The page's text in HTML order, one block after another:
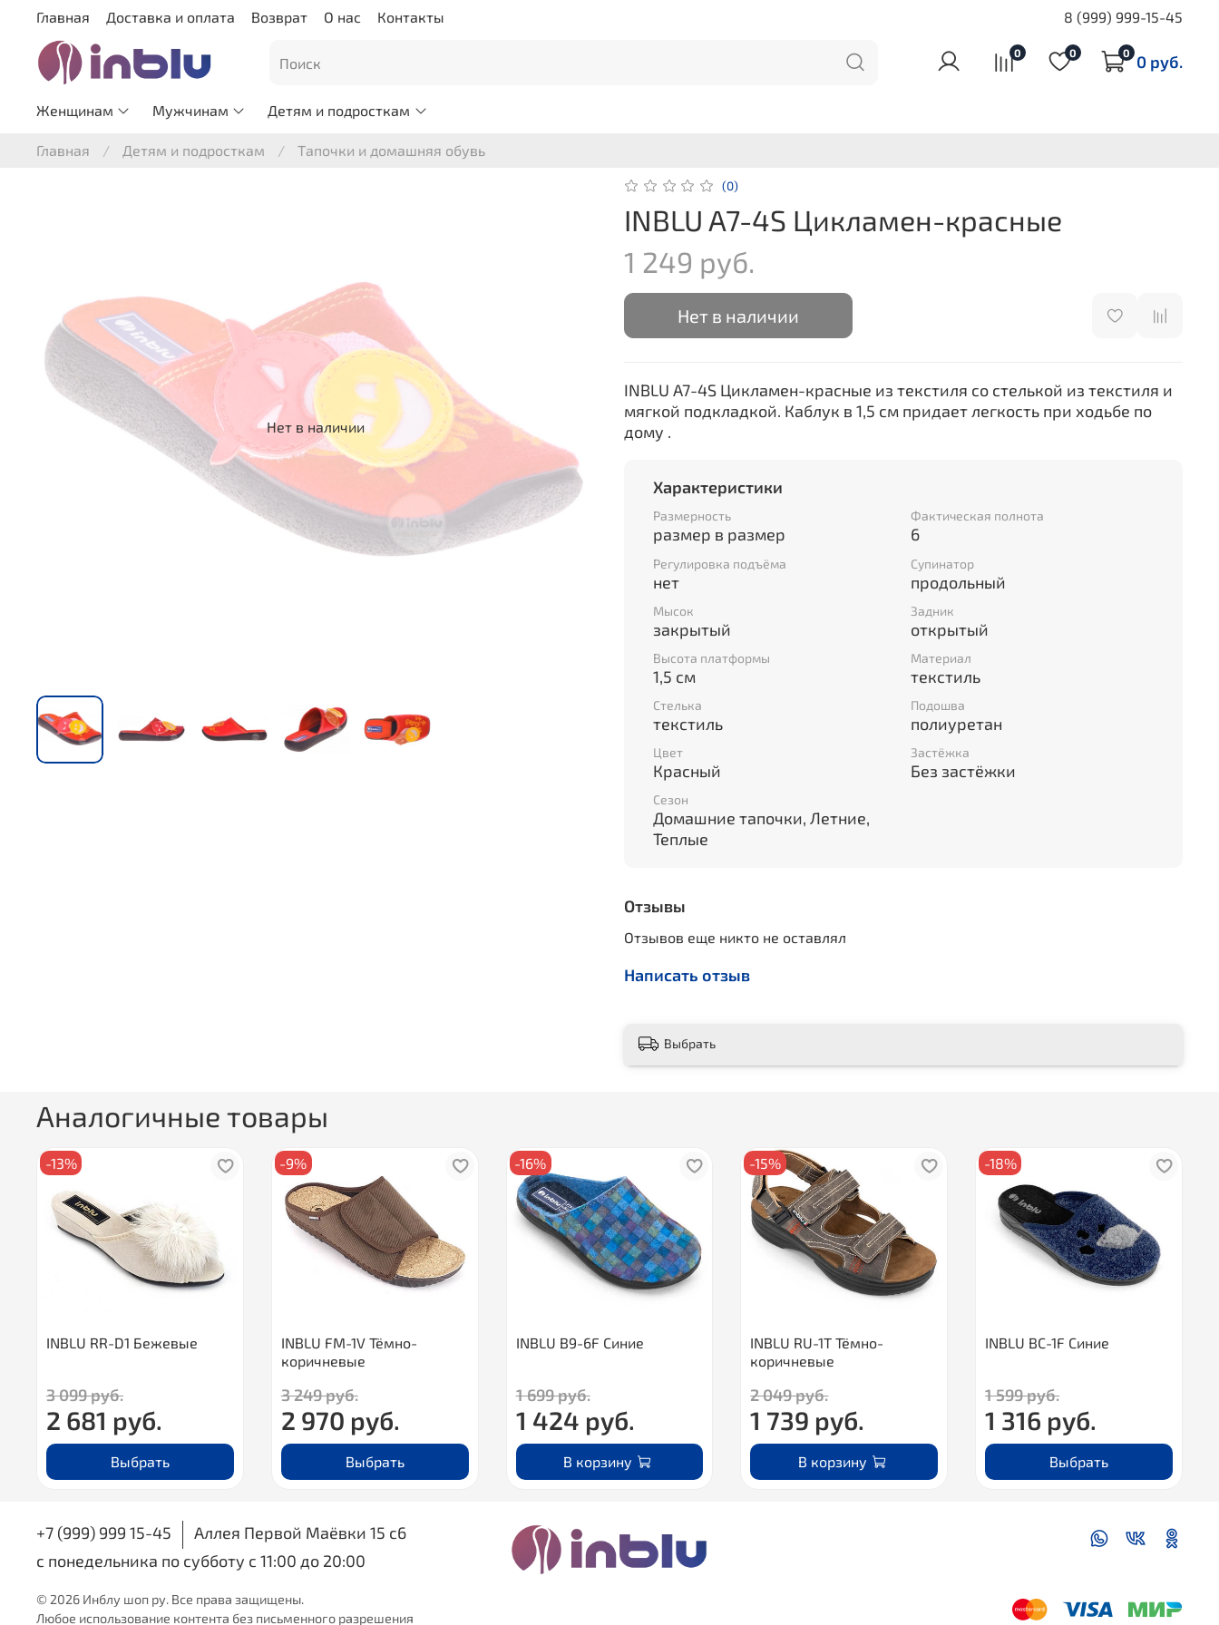
Главная Доставка и оплата Возврат О нас Контакты 8 (999) 999-15-45
0 0 0 0 руб.
Женщинам Мужчинам Детям и подросткам
Главная Детям и подросткам Тапочки и домашняя обувь
Нет в наличии
(0)
INBLU A7-4S Цикламен-красные
1 249 руб.
Нет в наличии
INBLU A7-4S Цикламен-красные из текстиля со стелькой из текстиля и
мягкой подкладкой. Каблук в 1,5 см придает легкость при ходьбе по
дому .
Характеристики
Размерность
размер в размер
Фактическая полнота
6
Регулировка подъёма
нет
Супинатор
продольный
Мысок
закрытый
Задник
открытый
Высота платформы
1,5 см
Материал
текстиль
Стелька
текстиль
Подошва
полиуретан
Цвет
Красный
Застёжка
Без застёжки
Сезон
Домашние тапочки, Летние,
Теплые
Отзывы
Отзывов еще никто не оставлял
Написать отзыв
Выбрать
Аналогичные товары
-13%
INBLU RR-D1 Бежевые
3 099 руб.
2 681 руб.
Выбрать
-9%
INBLU FM-1V Тёмно-
коричневые
3 249 руб.
2 970 руб.
Выбрать
-16%
INBLU B9-6F Синие
1 699 руб.
1 424 руб.
В корзину
-15%
INBLU RU-1T Тёмно-
коричневые
2 049 руб.
1 739 руб.
В корзину
-18%
INBLU BC-1F Синие
1 599 руб.
1 316 руб.
Выбрать
+7 (999) 999 15-45
Аллея Первой Маёвки 15 с6
с понедельника по субботу с 11:00 до 20:00
© 2026 Инблу шоп ру. Все права защищены.
Любое использование контента без письменного разрешения